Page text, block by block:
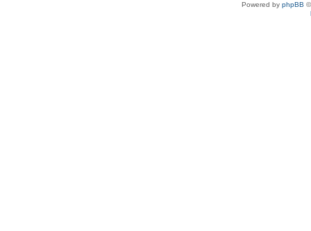
Powered by phpBB